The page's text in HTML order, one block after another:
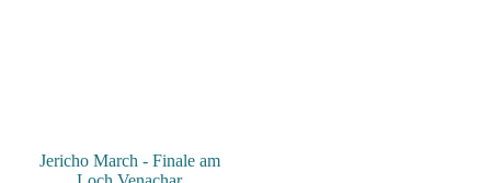
Jericho March - Finale am